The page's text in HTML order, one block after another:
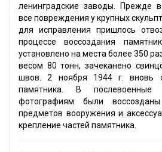
ленинградские заводы. Прежде
все повреждения у крупных
для исправления пришлось
процессе воссоздания
установлено на места более 350
весом 80 тонн, зачеканено
швов. 2 ноября 1944 г. вновь
памятника. В
фотографиям были
предметов вооружения и
крепление частей памятника.